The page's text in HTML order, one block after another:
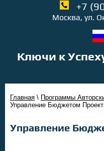
Ключи к
+7
Москва, ул.
Главная \ Программы
Управление Бюджетом
Управление